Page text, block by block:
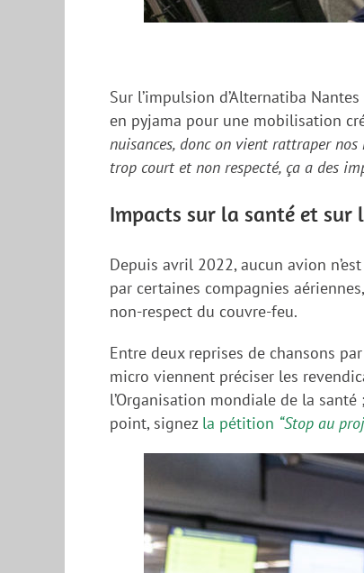
Sur l’impulsion d’Alternatiba
en pyjama pour une mobilisation
nuisances, donc on vient rattraper
trop court et non respecté, ça a des
Impacts sur la santé et sur
Depuis avril 2022, aucun avion
par certaines compagnies
non-respect du couvre-feu.
Entre deux reprises de chansons
micro viennent préciser les
l’Organisation mondiale de la
point, signez la pétition “Stop au